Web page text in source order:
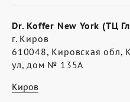
Dr. Koffer New York (ТЦ
г. Киров
610048, Кировская обл,
ул, дом № 135А
Киров